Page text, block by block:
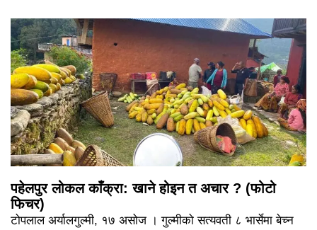
पहेलपुर लोकल काँक्रा: खाने होइन त अचार ? (फोटो
फिचर)
टोपलाल अर्यालगुल्मी, १७ असोज । गुल्मीको सत्यवती ८ भार्सेमा बेच्न